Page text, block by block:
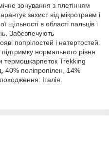
зонування з плетінням
захист від мікротравм і
щільності в області пальців і
Забезпечують
попрілостей і натертостей.
нормального рівня
термошкарпеток Trekking
40% поліпропілен, 14%
Італія.